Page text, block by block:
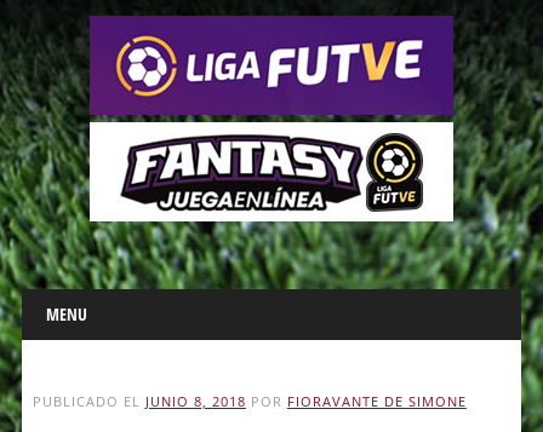
Main menu
Skip
to
content
MENU
PUBLICADO EL JUNIO 8, 2018 POR FIORAVANTE DE SIMONE